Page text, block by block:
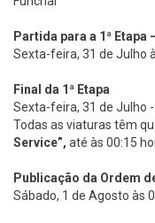
Partida para a 1ª Etapa
Sexta-feira, 31 de Julho
Final da 1ª Etapa
Sexta-feira, 31 de Julho -
Todas as viaturas têm
Service”, até às 00:15
Publicação da Ordem
Sábado, 1 de Agosto às